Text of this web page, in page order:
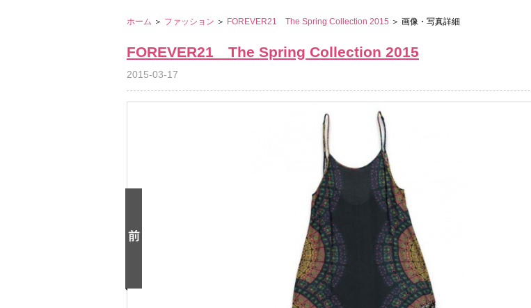
ホーム ＞ ファッション ＞ FOREVER21 The Spring Collection 2015 ＞ 画像・写真詳細
FOREVER21 The Spring Collection 2015
2015-03-17